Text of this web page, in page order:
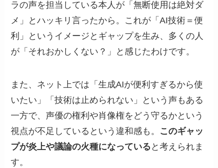
ラの声を担当している本人が「無断使用は絶対ダ
メ」とハッキリ言ったから。これが「AI技術＝便
利」というイメージとギャップを生み、多くの人
が「それおかしくない？」と感じたわけです。
また、ネット上では「生成AIが便利すぎるから使
いたい」「技術は止められない」という声もある
一方で、声優の権利や肖像権をどう守るかという
視点が不足しているという違和感も。 このギャッ
プが炎上や議論の火種になっている と考えられま
す。